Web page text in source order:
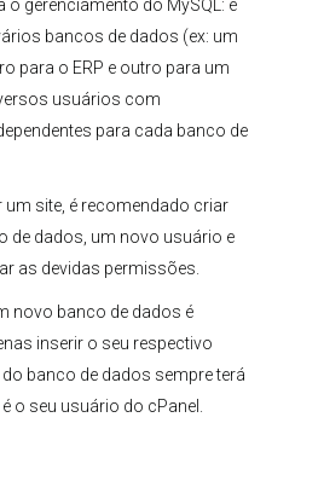
gerenciamento do MySQL: é
bancos de dados (ex: um
para o ERP e outro para um
usuários com
para cada banco de
um site, é recomendado criar
de dados, um novo usuário e
as devidas permissões.
novo banco de dados é
inserir o seu respectivo
banco de dados sempre terá
o seu usuário do cPanel.